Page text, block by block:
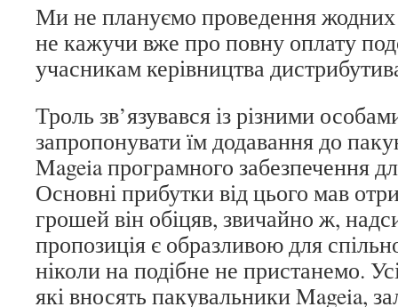
Ми не плануємо проведення
не кажучи вже про повну оплату
учасникам керівництва
Троль зв’язувався із різними
запропонувати їм додавання до
Mageia програмного забезпечення
Основні прибутки від цього мав
грошей він обіцяв, звичайно ж,
пропозиція є образливою для
ніколи на подібне не пристанемо.
які вносять пакувальники Mageia,